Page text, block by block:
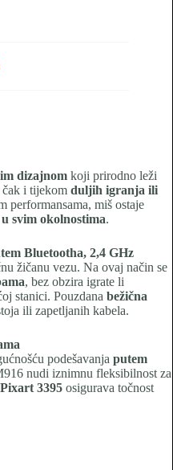
dizajnom koji prirodno leži
i tijekom duljih igranja ili
performansama, miš ostaje
svim okolnostima.
Bluetootha, 2,4 GHz
žičanu vezu. Na ovaj način se
, bez obzira igrate li
stanici. Pouzdana bežična
ili zapetljanih kabela.
podešavanja putem
nudi iznimnu fleksibilnost za
3395 osigurava točnost